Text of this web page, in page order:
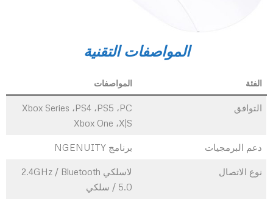
المواصفات التقنية
الفئة المواصفات
التوافق
PC، ‏PS5، ‏PS4، ‏Xbox Series
X|S، ‏Xbox One
دعم البرمجيات برنامج NGENUITY
نوع الاتصال
لاسلكي 2.4GHz / Bluetooth
5.0 / سلكي